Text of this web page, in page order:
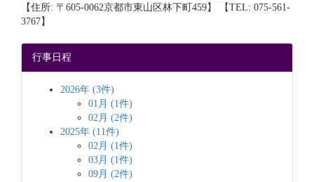
【住所: 〒605-0062京都市東山区林下町459】 【TEL: 075-561-
3767】
行事日程
2026年 (3件)
01月 (1件)
02月 (2件)
2025年 (11件)
02月 (1件)
03月 (1件)
09月 (2件)